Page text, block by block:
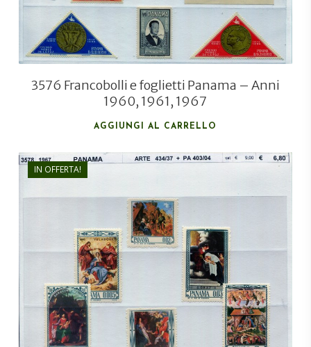
3576 Francobolli e foglietti Panama – Anni
1960, 1961, 1967
AGGIUNGI AL CARRELLO
IN OFFERTA!
€6,80